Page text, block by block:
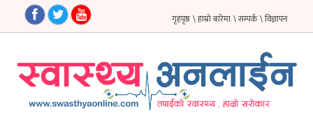
गृहपृष्ठ
समाचार
\ विज्ञापन
\ सम्पर्क
\ हाम्रो बारेमा
गृहपृष्ठ